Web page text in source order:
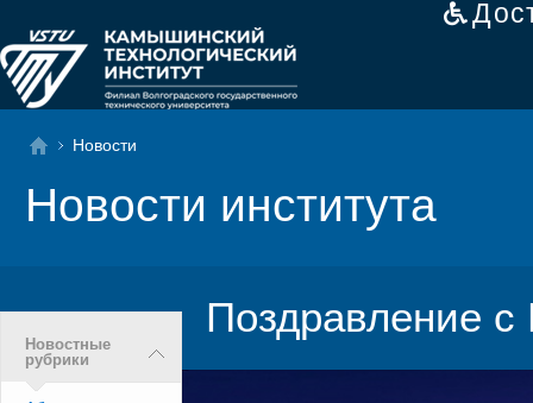
Новости
Новости института
Новостные
рубрики
Поздравление